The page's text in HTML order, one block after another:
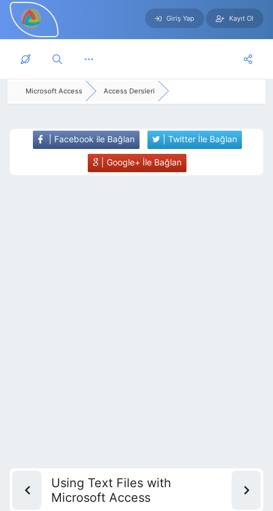
Skip to main content
Giriş Yap Kayıt Ol
Microsoft Access Access Dersleri
| Facebook ile Bağlan | Twitter İle Bağlan
| Google+ İle Bağlan
Using Text Files with
Microsoft Access